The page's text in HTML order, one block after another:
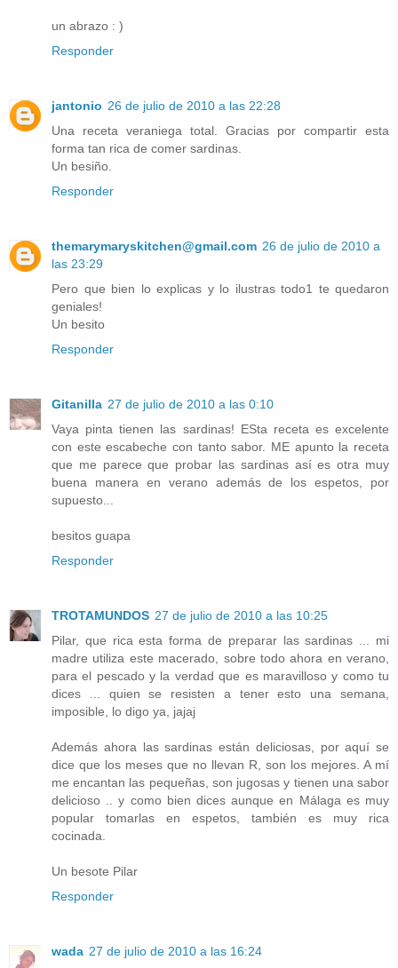
un abrazo : )
Responder
jantonio 26 de julio de 2010 a las 22:28
Una receta veraniega total. Gracias por compartir esta
forma tan rica de comer sardinas.
Un besiño.
Responder
themarymaryskitchen@gmail.com 26 de julio de 2010 a
las 23:29
Pero que bien lo explicas y lo ilustras todo1 te quedaron
geniales!
Un besito
Responder
Gitanilla 27 de julio de 2010 a las 0:10
Vaya pinta tienen las sardinas! ESta receta es excelente
con este escabeche con tanto sabor. ME apunto la receta
que me parece que probar las sardinas así es otra muy
buena manera en verano además de los espetos, por
supuesto...
besitos guapa
Responder
TROTAMUNDOS 27 de julio de 2010 a las 10:25
Pilar, que rica esta forma de preparar las sardinas ... mi
madre utiliza este macerado, sobre todo ahora en verano,
para el pescado y la verdad que es maravilloso y como tu
dices ... quien se resisten a tener esto una semana,
imposible, lo digo ya, jajaj
Además ahora las sardinas están deliciosas, por aquí se
dice que los meses que no llevan R, son los mejores. A mí
me encantan las pequeñas, son jugosas y tienen una sabor
delicioso .. y como bien dices aunque en Málaga es muy
popular tomarlas en espetos, también es muy rica
cocinada.
Un besote Pilar
Responder
wada 27 de julio de 2010 a las 16:24